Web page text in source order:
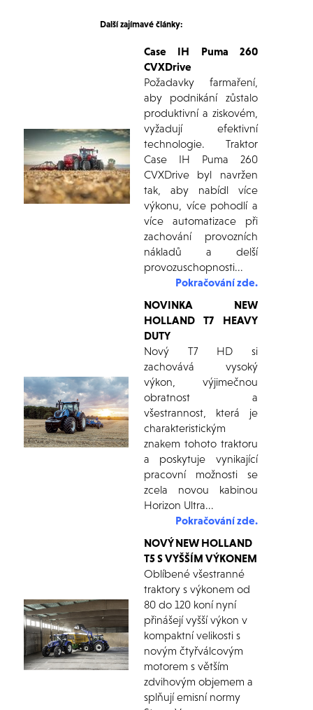
Další zajímavé články:
Case IH Puma 260
CVXDrive
Požadavky farmaření,
aby podnikání zůstalo
produktivní a ziskovém,
vyžadují efektivní
technologie. Traktor
Case IH Puma 260
CVXDrive byl navržen
tak, aby nabídl více
výkonu, více pohodlí a
více automatizace při
zachování provozních
nákladů a delší
provozuschopnosti.
Pokračování zde.
NOVINKA NEW
HOLLAND T7 HEAVY
DUTY
Nový T7 HD si
zachovává vysoký
výkon, výjimečnou
obratnost a
všestrannost, která je
charakteristickým
znakem tohoto traktoru
a poskytuje vynikající
pracovní možnosti se
zcela novou kabinou
Horizon Ultra...
Pokračování zde.
NOVÝ NEW HOLLAND
T5 S VYŠŠÍM VÝKONEM
Oblíbené všestranné
traktory s výkonem od
80 do 120 koní nyní
přinášejí vyšší výkon v
kompaktní velikosti s
novým čtyřválcovým
motorem s větším
zdvihovým objemem a
splňují emisní normy